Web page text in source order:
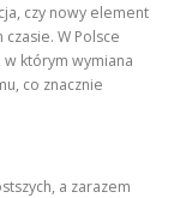
czy nowy element
W Polsce
którym wymiana
co znacznie
a zarazem